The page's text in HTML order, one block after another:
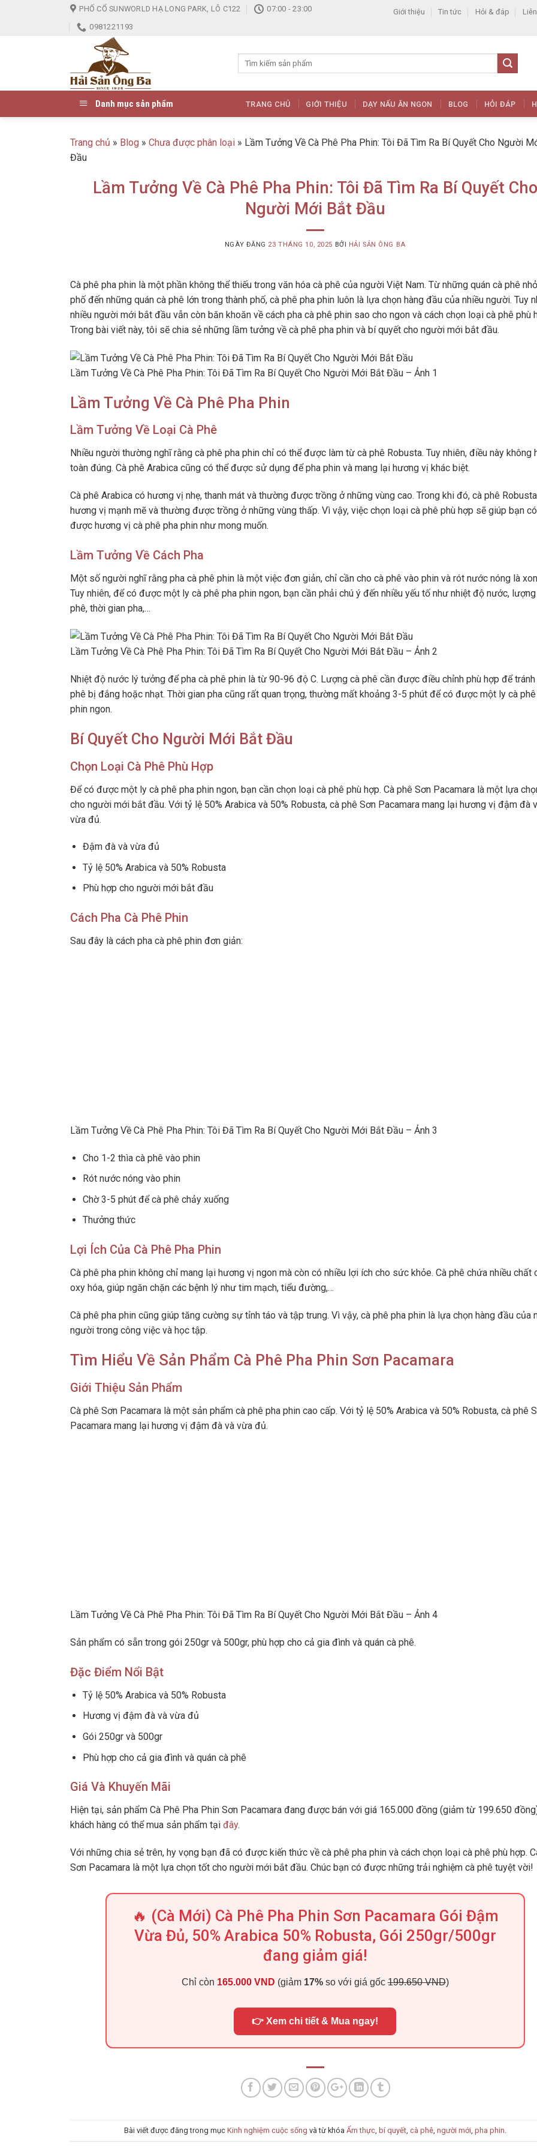
PHỐ CỔ SUNWORLD HẠ LONG PARK, LÔ C122
07:00 - 23:00
0981221193
Giới thiệu Tin tức Hỏi & đáp
Danh mục sản phẩm TRANG CHỦ GIỚI THIỆU DẠY NẤU ĂN NGON BLOG HỎI ĐÁP
Trang chủ » Blog » Chưa được phân loại » Lầm Tưởng Về Cà Phê Pha Phin: Tôi Đã Tìm Ra Bí Quyết Cho Người
Đầu
Lầm Tưởng Về Cà Phê Pha Phin: Tôi Đã Tìm Ra Bí Quyết Cho
Người Mới Bắt Đầu
NGÀY ĐĂNG 23 THÁNG 10, 2025 BỞI HẢI SẢN ÔNG BA
Cà phê pha phin là một phần không thể thiếu trong văn hóa cà phê của người Việt Nam. Từ những quán cà phê
phố đến những quán cà phê lớn trong thành phố, cà phê pha phin luôn là lựa chọn hàng đầu của nhiều người. Tuy
nhiều người mới bắt đầu vẫn còn băn khoăn về cách pha cà phê phin sao cho ngon và cách chọn loại cà phê phù
Trong bài viết này, tôi sẽ chia sẻ những lầm tưởng về cà phê pha phin và bí quyết cho người mới bắt đầu.
Lầm Tưởng Về Cà Phê Pha Phin: Tôi Đã Tìm Ra Bí Quyết Cho Người Mới Bắt Đầu – Ảnh 1
Lầm Tưởng Về Cà Phê Pha Phin
Lầm Tưởng Về Loại Cà Phê
Nhiều người thường nghĩ rằng cà phê pha phin chỉ có thể được làm từ cà phê Robusta. Tuy nhiên, điều này không
toàn đúng. Cà phê Arabica cũng có thể được sử dụng để pha phin và mang lại hương vị khác biệt.
Cà phê Arabica có hương vị nhẹ, thanh mát và thường được trồng ở những vùng cao. Trong khi đó, cà phê
hương vị mạnh mẽ và thường được trồng ở những vùng thấp. Vì vậy, việc chọn loại cà phê phù hợp sẽ giúp bạn có
được hương vị cà phê pha phin như mong muốn.
Lầm Tưởng Về Cách Pha
Một số người nghĩ rằng pha cà phê phin là một việc đơn giản, chỉ cần cho cà phê vào phin và rót nước nóng là
Tuy nhiên, để có được một ly cà phê pha phin ngon, bạn cần phải chú ý đến nhiều yếu tố như nhiệt độ nước,
phê, thời gian pha,…
Lầm Tưởng Về Cà Phê Pha Phin: Tôi Đã Tìm Ra Bí Quyết Cho Người Mới Bắt Đầu – Ảnh 2
Nhiệt độ nước lý tưởng để pha cà phê phin là từ 90-96 độ C. Lượng cà phê cần được điều chỉnh phù hợp để tránh
phê bị đắng hoặc nhạt. Thời gian pha cũng rất quan trọng, thường mất khoảng 3-5 phút để có được một ly cà
phin ngon.
Bí Quyết Cho Người Mới Bắt Đầu
Chọn Loại Cà Phê Phù Hợp
Để có được một ly cà phê pha phin ngon, bạn cần chọn loại cà phê phù hợp. Cà phê Sơn Pacamara là một lựa
cho người mới bắt đầu. Với tỷ lệ 50% Arabica và 50% Robusta, cà phê Sơn Pacamara mang lại hương vị đậm đà
vừa đủ.
Đậm đà và vừa đủ
Tỷ lệ 50% Arabica và 50% Robusta
Phù hợp cho người mới bắt đầu
Cách Pha Cà Phê Phin
Sau đây là cách pha cà phê phin đơn giản:
Lầm Tưởng Về Cà Phê Pha Phin: Tôi Đã Tìm Ra Bí Quyết Cho Người Mới Bắt Đầu – Ảnh 3
Cho 1-2 thìa cà phê vào phin
Rót nước nóng vào phin
Chờ 3-5 phút để cà phê chảy xuống
Thưởng thức
Lợi Ích Của Cà Phê Pha Phin
Cà phê pha phin không chỉ mang lại hương vị ngon mà còn có nhiều lợi ích cho sức khỏe. Cà phê chứa nhiều chất
oxy hóa, giúp ngăn chặn các bệnh lý như tim mạch, tiểu đường,…
Cà phê pha phin cũng giúp tăng cường sự tỉnh táo và tập trung. Vì vậy, cà phê pha phin là lựa chọn hàng đầu của
người trong công việc và học tập.
Tìm Hiểu Về Sản Phẩm Cà Phê Pha Phin Sơn Pacamara
Giới Thiệu Sản Phẩm
Cà phê Sơn Pacamara là một sản phẩm cà phê pha phin cao cấp. Với tỷ lệ 50% Arabica và 50% Robusta, cà phê
Pacamara mang lại hương vị đậm đà và vừa đủ.
Lầm Tưởng Về Cà Phê Pha Phin: Tôi Đã Tìm Ra Bí Quyết Cho Người Mới Bắt Đầu – Ảnh 4
Sản phẩm có sẵn trong gói 250gr và 500gr, phù hợp cho cả gia đình và quán cà phê.
Đặc Điểm Nổi Bật
Tỷ lệ 50% Arabica và 50% Robusta
Hương vị đậm đà và vừa đủ
Gói 250gr và 500gr
Phù hợp cho cả gia đình và quán cà phê
Giá Và Khuyến Mãi
Hiện tại, sản phẩm Cà Phê Pha Phin Sơn Pacamara đang được bán với giá 165.000 đồng (giảm từ 199.650
khách hàng có thể mua sản phẩm tại đây.
Với những chia sẻ trên, hy vọng bạn đã có được kiến thức về cà phê pha phin và cách chọn loại cà phê phù hợp.
Sơn Pacamara là một lựa chọn tốt cho người mới bắt đầu. Chúc bạn có được những trải nghiệm cà phê tuyệt vời!
🔥 (Cà Mới) Cà Phê Pha Phin Sơn Pacamara Gói Đậm
Vừa Đủ, 50% Arabica 50% Robusta, Gói 250gr/500gr
đang giảm giá!
Chỉ còn 165.000 VND (giảm 17%so với giá gốc199.650 VND)
👉 Xem chi tiết & Mua ngay!
Bài viết được đăng trong mục Kinh nghiệm cuộc sống và từ khóa Ẩm thực, bí quyết, cà phê, người mới pha phin